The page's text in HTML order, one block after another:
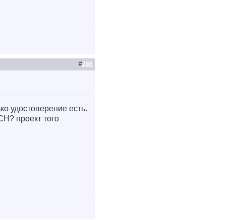
#286
удостоверение есть.
проект того